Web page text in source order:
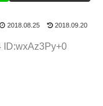
2018.08.25 2018.09.20
ID:wxAz3Py+0